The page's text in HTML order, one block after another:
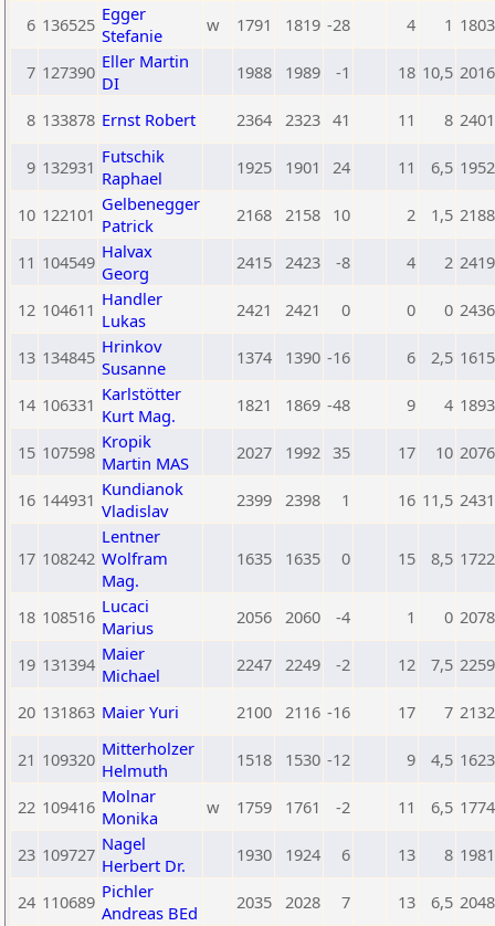
6 136525 Egger
Stefanie
w 1791 1819 -28 4 1 1803
7 127390 Eller Martin
DI
1988 1989 -1 18 10,5 2016
8 133878 Ernst Robert 2364 2323 41 11 8 2401
9 132931 Futschik
Raphael
1925 1901 24 11 6,5 1952
10 122101 Gelbenegger
Patrick
2168 2158 10 2 1,5 2188
11 104549 Halvax
Georg
2415 2423 -8 4 2 2419
12 104611 Handler
Lukas
2421 2421 0 0 0 2436
13 134845 Hrinkov
Susanne
1374 1390 -16 6 2,5 1615
14 106331 Karlstötter
Kurt Mag.
1821 1869 -48 9 4 1893
15 107598 Kropik
Martin MAS
2027 1992 35 17 10 2076
16 144931 Kundianok
Vladislav
2399 2398 1 16 11,5 2431
17 108242
Lentner
Wolfram
Mag.
1635 1635 0 15 8,5 1722
18 108516 Lucaci
Marius
2056 2060 -4 1 0 2078
19 131394 Maier
Michael
2247 2249 -2 12 7,5 2259
20 131863 Maier Yuri 2100 2116 -16 17 7 2132
21 109320 Mitterholzer
Helmuth
1518 1530 -12 9 4,5 1623
22 109416 Molnar
Monika
w 1759 1761 -2 11 6,5 1774
23 109727 Nagel
Herbert Dr.
1930 1924 6 13 8 1981
24 110689 Pichler
Andreas BEd
2035 2028 7 13 6,5 2048